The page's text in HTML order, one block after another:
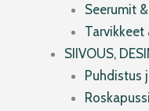
Seerumit
SIIVOUS,
Puhdistus